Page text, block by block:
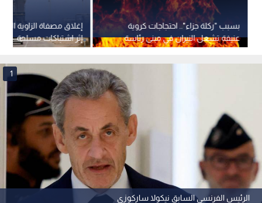
إغلاق مصفاة الزاوية
إثر اشتباكات مسلحة
بسبب "ركلة جزاء".. احتجاجات كروية
عنيفة تشعل النيران في مبنى رئاسة
الوزراء الليبية.. فيديو
الرئيس الفرنسي السابق نيكولا ساركوزي
1